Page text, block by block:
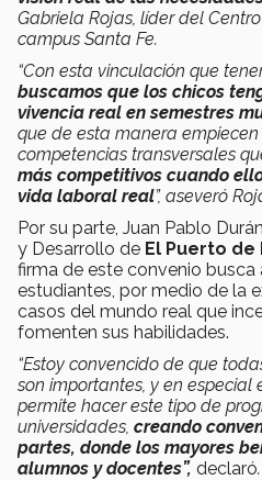
Gabriela Rojas, líder del
campus Santa Fe.
“Con esta vinculación que
buscamos que los chicos
vivencia real en semestres
que de esta manera
competencias transversales
más competitivos cuando
vida laboral real”, aseveró
Por su parte, Juan Pablo
y Desarrollo de El Puerto
firma de este convenio busca
estudiantes, por medio de la
casos del mundo real que
fomenten sus habilidades.
“Estoy convencido de que
son importantes, y en
permite hacer este tipo de
universidades, creando
partes, donde los mayores
alumnos y docentes”, declaró.